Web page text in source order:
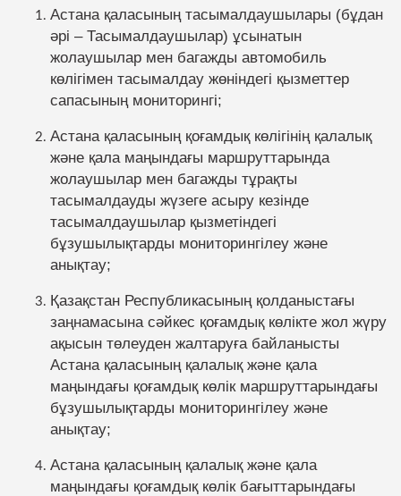
Астана қаласының тасымалдаушылары (бұдан
әрі – Тасымалдаушылар) ұсынатын
жолаушылар мен багажды автомобиль
көлігімен тасымалдау жөніндегі қызметтер
сапасының мониторингі;
Астана қаласының қоғамдық көлігінің қалалық
және қала маңындағы маршруттарында
жолаушылар мен багажды тұрақты
тасымалдауды жүзеге асыру кезінде
тасымалдаушылар қызметіндегі
бұзушылықтарды мониторингілеу және
анықтау;
Қазақстан Республикасының қолданыстағы
заңнамасына сәйкес қоғамдық көлікте жол жүру
ақысын төлеуден жалтаруға байланысты
Астана қаласының қалалық және қала
маңындағы қоғамдық көлік маршруттарындағы
бұзушылықтарды мониторингілеу және
анықтау;
Астана қаласының қалалық және қала
маңындағы қоғамдық көлік бағыттарындағы
орталығы
Паркингтер
Нормативтік құжаттар
Үздік қызметкерлер
Көліктік талдау және жол
қозғалысын ұйымдастыру
Қоғамдық көліктегі жарнама
Әлеуетті инвесторларға
Ынтымақтастық